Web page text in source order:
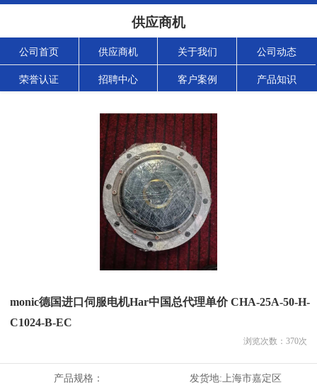
供应商机
公司首页 供应商机 关于我们 公司动态
荣誉认证 招聘中心 客户案例 产品知识
monic德国进口伺服电机Har中国总代理单价 CHA-25A-50-H-
C1024-B-EC
浏览次数： 370次
产品规格： 发货地: 上海市嘉定区